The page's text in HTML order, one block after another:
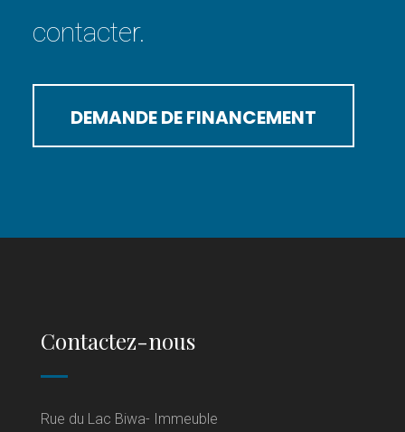
contacter.
DEMANDE DE FINANCEMENT
Contactez-nous
Rue du Lac Biwa- Immeuble